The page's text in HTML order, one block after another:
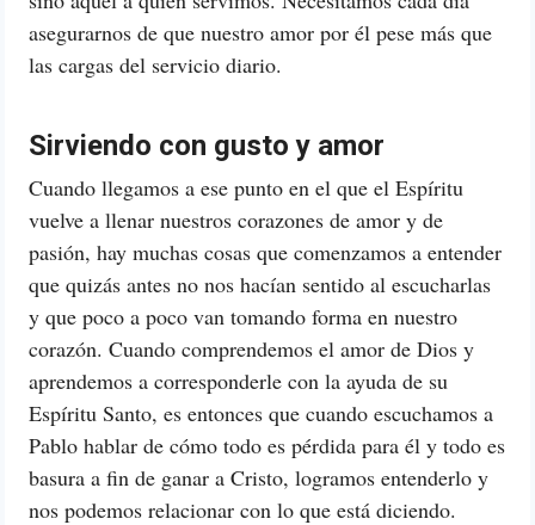
asegurarnos de que nuestro amor por él pese más que
las cargas del servicio diario.
Sirviendo con gusto y amor
Cuando llegamos a ese punto en el que el Espíritu
vuelve a llenar nuestros corazones de amor y de
pasión, hay muchas cosas que comenzamos a entender
que quizás antes no nos hacían sentido al escucharlas
y que poco a poco van tomando forma en nuestro
corazón. Cuando comprendemos el amor de Dios y
aprendemos a corresponderle con la ayuda de su
Espíritu Santo, es entonces que cuando escuchamos a
Pablo hablar de cómo todo es pérdida para él y todo es
basura a fin de ganar a Cristo, logramos entenderlo y
nos podemos relacionar con lo que está diciendo.